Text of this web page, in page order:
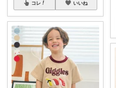
コレ いいね